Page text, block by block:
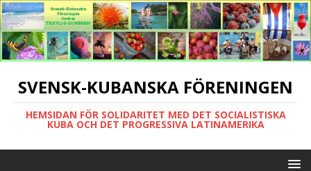
SVENSK-KUBANSKA FÖRENINGEN
HEMSIDAN FÖR SOLIDARITET MED DET SOCIALISTISKA
KUBA OCH DET PROGRESSIVA LATINAMERIKA